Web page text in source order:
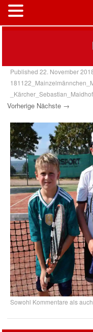
Published22. November
_Kärcher_Sebastian_Maidhof
Vorherige Nächste →
Sowohl Kommentare als